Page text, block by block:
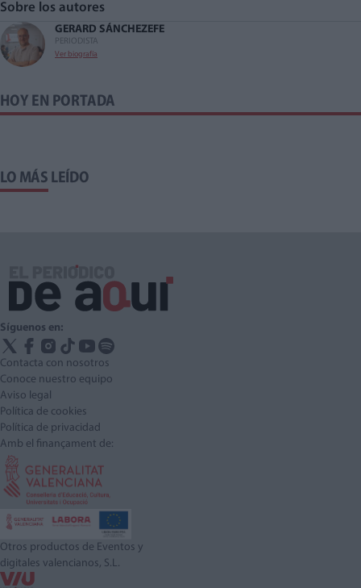
Sobre los autores
GERARD SÁNCHEZ
PERIODISTA
Ver biografía
EFE
HOY EN PORTADA
LO MÁS LEÍDO
Síguenos en:
Contacta con nosotros
Conoce nuestro equipo
Aviso legal
Política de cookies
Política de privacidad
Amb el finançament de:
Otros productos de Eventos y
digitales valencianos, S.L.